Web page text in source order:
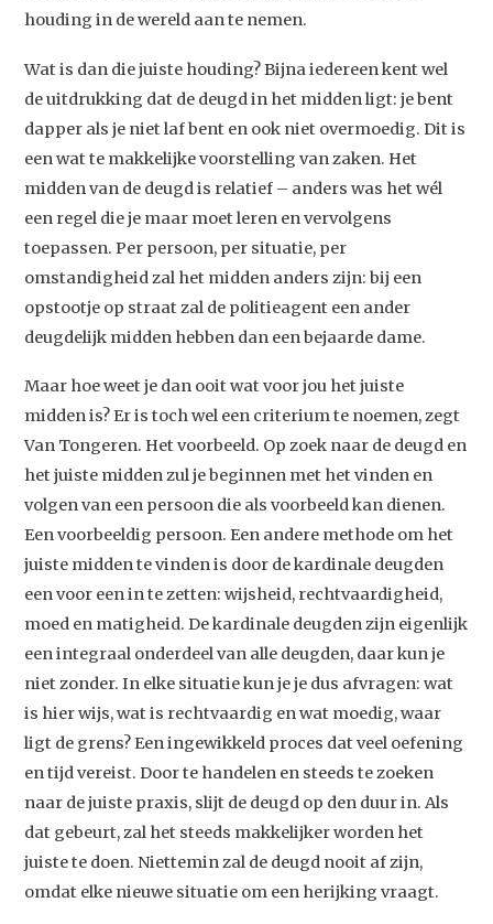
Studium Generale
houding in de wereld aan te nemen.
Wat is dan die juiste houding? Bijna iedereen kent wel
de uitdrukking dat de deugd in het midden ligt: je bent
dapper als je niet laf bent en ook niet overmoedig. Dit is
een wat te makkelijke voorstelling van zaken. Het
midden van de deugd is relatief – anders was het wél
een regel die je maar moet leren en vervolgens
toepassen. Per persoon, per situatie, per
omstandigheid zal het midden anders zijn: bij een
opstootje op straat zal de politieagent een ander
deugdelijk midden hebben dan een bejaarde dame.
Maar hoe weet je dan ooit wat voor jou het juiste
midden is? Er is toch wel een criterium te noemen, zegt
Van Tongeren. Het voorbeeld. Op zoek naar de deugd en
het juiste midden zul je beginnen met het vinden en
volgen van een persoon die als voorbeeld kan dienen.
Een voorbeeldig persoon. Een andere methode om het
juiste midden te vinden is door de kardinale deugden
een voor een in te zetten: wijsheid, rechtvaardigheid,
moed en matigheid. De kardinale deugden zijn eigenlijk
een integraal onderdeel van alle deugden, daar kun je
niet zonder. In elke situatie kun je je dus afvragen: wat
is hier wijs, wat is rechtvaardig en wat moedig, waar
ligt de grens? Een ingewikkeld proces dat veel oefening
en tijd vereist. Door te handelen en steeds te zoeken
naar de juiste praxis, slijt de deugd op den duur in. Als
dat gebeurt, zal het steeds makkelijker worden het
juiste te doen. Niettemin zal de deugd nooit af zijn,
omdat elke nieuwe situatie om een herijking vraagt.